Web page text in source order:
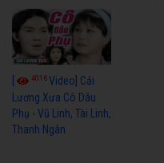
[ 4016Video] Cải
Lương Xưa Cô Dâu
Phụ - Vũ Linh, Tài Linh,
Thanh Ngân